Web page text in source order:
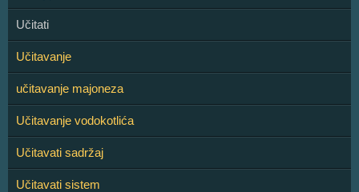
Učitati
Učitavanje
učitavanje majoneza
Učitavanje vodokotlića
Učitavati sadržaj
Učitavati sistem